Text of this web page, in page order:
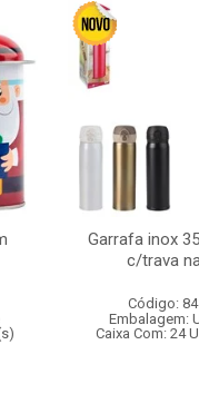
Garrafa inox
c/trava
Código:
Embalagem:
Caixa Com: 24